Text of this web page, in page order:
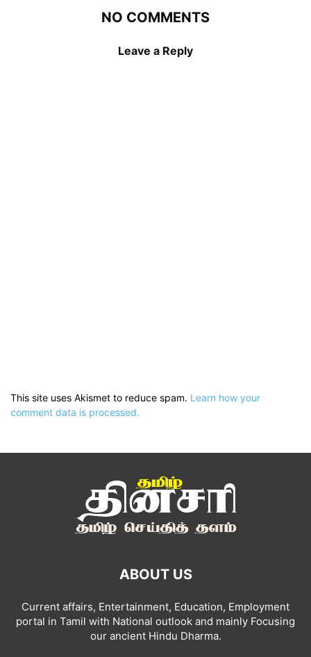
NO COMMENTS
Leave a Reply
This site uses Akismet to reduce spam. Learn how your
comment data is processed.
ABOUT US
Current affairs, Entertainment, Education, Employment
portal in Tamil with National outlook and mainly Focusing
our ancient Hindu Dharma.